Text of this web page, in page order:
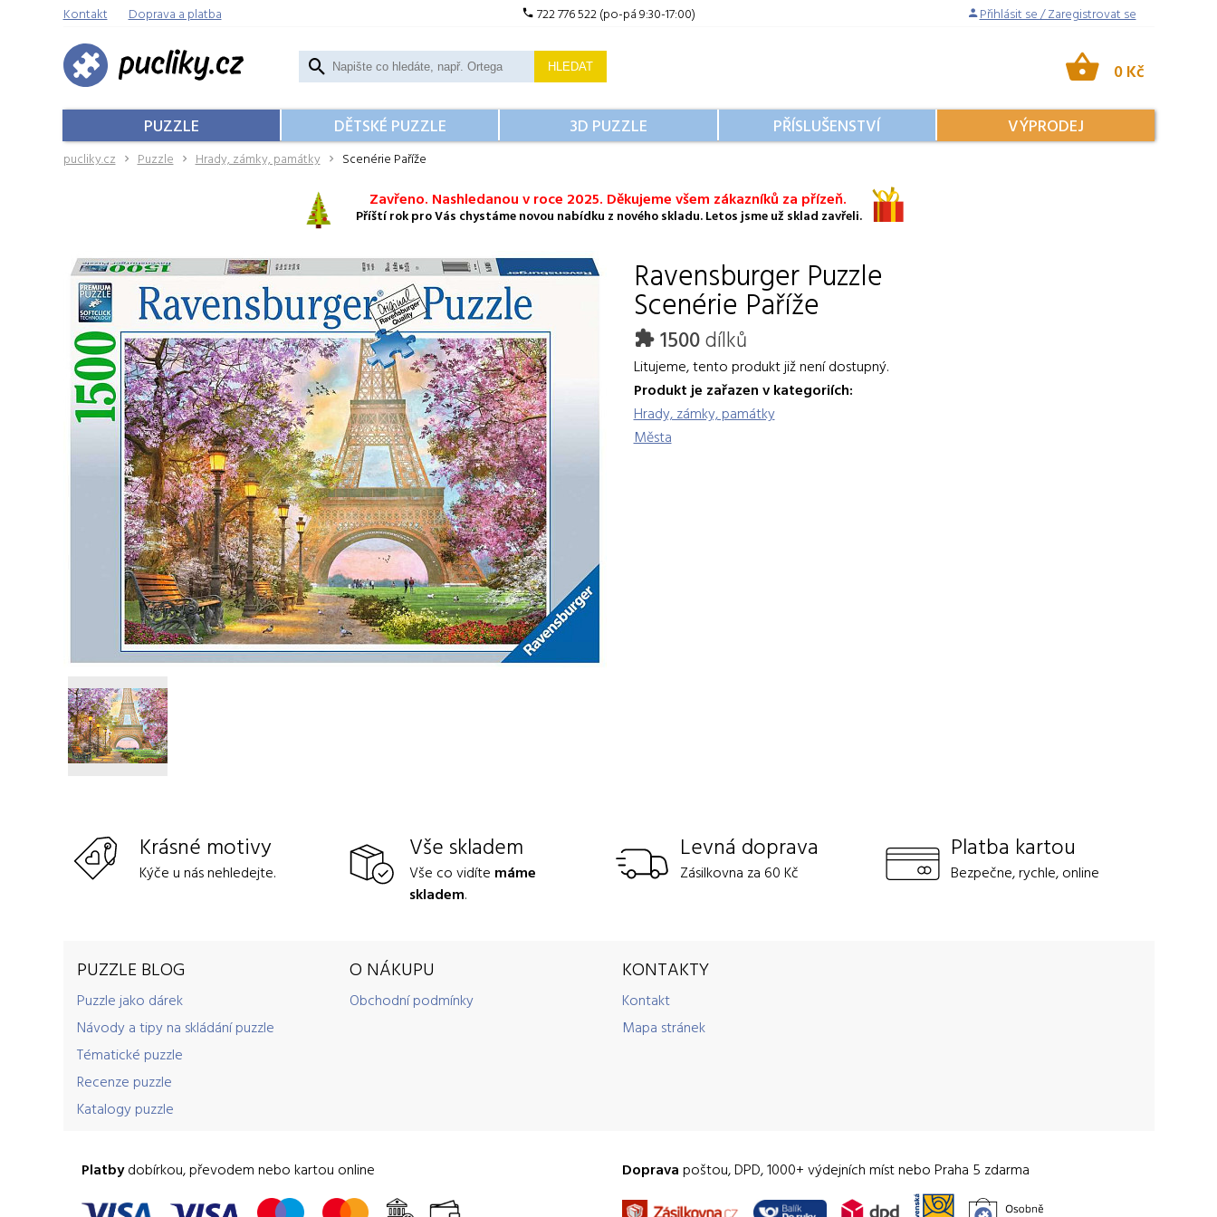
Kontakt Doprava a platba 722 776 522 (po-pá 9:30-17:00) Přihlásit se / Zaregistrovat se
HLEDAT 0 Kč
PUZZLE DĚTSKÉ PUZZLE 3D PUZZLE PŘÍSLUŠENSTVÍ VÝPRODEJ
pucliky.cz Puzzle Hrady, zámky, památky Scenérie Paříže
Zavřeno. Nashledanou v roce 2025. Děkujeme všem zákazníků za přízeň.
Příští rok pro Vás chystáme novou nabídku z nového skladu. Letos jsme už sklad zavřeli.
RavensburgerPuzzle
Scenérie Paříže
1500dílků
Litujeme, tento produkt již není dostupný.
Produkt je zařazen v kategoriích:
Hrady, zámky, památky
Města
Krásné motivy
Kýče u nás nehledejte.
Vše skladem
Vše co vidíte máme
skladem.
Levná doprava
Zásilkovna za 60 Kč
Platba kartou
Bezpečne, rychle, online
PUZZLE BLOG
Puzzle jako dárek
Návody a tipy na skládání puzzle
Tématické puzzle
Recenze puzzle
Katalogy puzzle
O NÁKUPU
Obchodní podmínky
KONTAKTY
Kontakt
Mapa stránek
Platbydobírkou, převodem nebo kartou online Doprava poštou, DPD, 1000+ výdejních míst nebo Praha 5 zdarma